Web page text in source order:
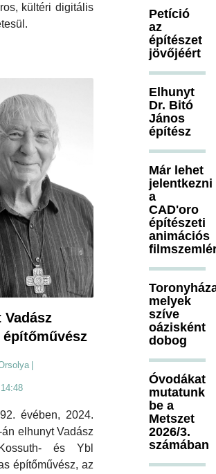
kültéri digitális
Vadász
|
évében, 2024.
elhunyt Vadász
és Ybl
építőművész, az
Petíció
az
építészet
jövőjéért
Elhunyt
Dr. Bitó
János
építész
Már lehet
jelentkezni
a
CAD'oro
építészeti
animációs
melyek
szíve
oázisként
dobog
Óvodákat
mutatunk
be a
Metszet
2026/3.
számában